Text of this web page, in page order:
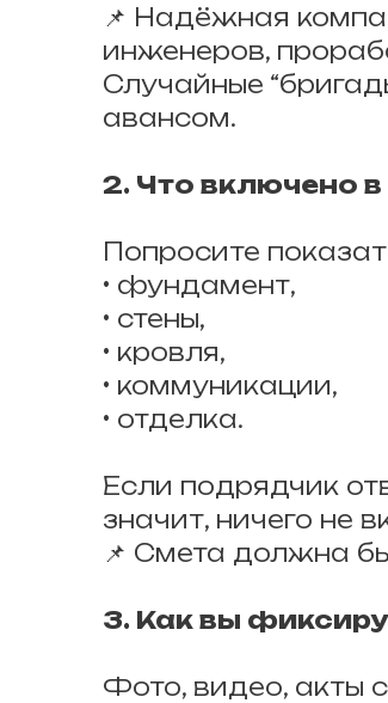
📌 Надёжная
инженеров,
Случайные
авансом.
2. Что включено
Попросите
• фундамент,
• стены,
• кровля,
• коммуникации,
• отделка.
Если подрядчик
значит, ничего не
📌 Смета должна
3. Как вы
Фото, видео, акты